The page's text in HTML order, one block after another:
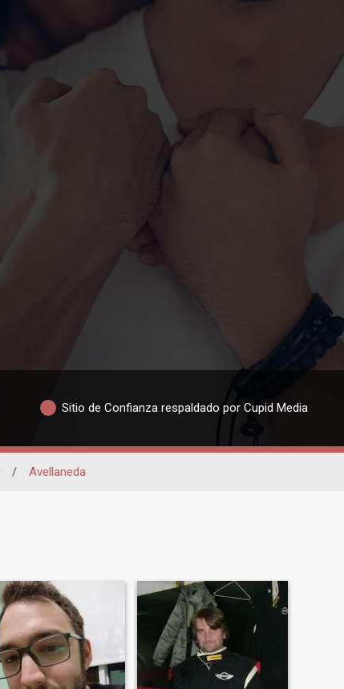
Sitio de Confianza respaldado por Cupid Media
/ Avellaneda